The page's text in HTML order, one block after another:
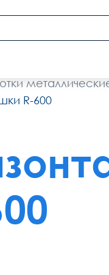
R-600